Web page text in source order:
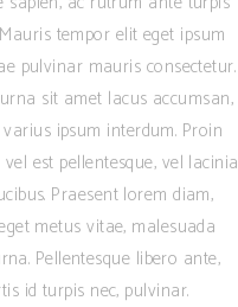
tempor elit eget ipsum
pulvinar mauris consectetur.
sit amet lacus accumsan,
ipsum interdum. Proin
est pellentesque, vel lacinia
Praesent lorem diam,
metus vitae, malesuada
Pellentesque libero ante,
id turpis nec, pulvinar.